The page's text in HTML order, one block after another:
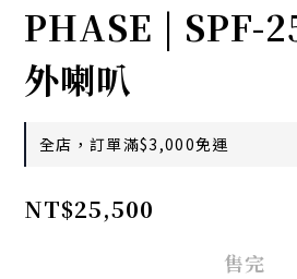
PHASE | SPF-
外喇叭
全店，訂單滿$3,000免運
NT$25,500
售完